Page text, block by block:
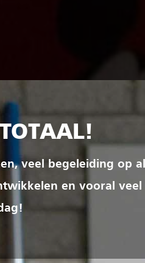
veel begeleiding op
en vooral